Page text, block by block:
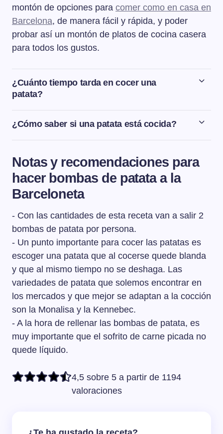
montón de opciones para comer como en casa en
Barcelona, de manera fácil y rápida, y poder
probar así un montón de platos de cocina casera
para todos los gustos.
¿Cuánto tiempo tarda en cocer una
patata?
El tiempo de cocción de las patatas va a depender del
tamaño de la patata. El tiempo de cocción para una
¿Cómo saber si una patata está cocida?
Para comprobar si la patata está cocida, la pincharemos
patata. Si el cuchillo entra en la patata fácilmente y sin
resistencia, significa que la patata ya está cocida.
Notas y recomendaciones para
hacer bombas de patata a la
Barceloneta
- Con las cantidades de esta receta van a salir 2
bombas de patata por persona.
- Un punto importante para cocer las patatas es
escoger una patata que al cocerse quede blanda
y que al mismo tiempo no se deshaga. Las
variedades de patata que solemos encontrar en
los mercados y que mejor se adaptan a la cocción
son la Monalisa y la Kennebec.
- A la hora de rellenar las bombas de patata, es
muy importante que el sofrito de carne picada no
quede líquido.
4,5 sobre 5 a partir de 1194
valoraciones